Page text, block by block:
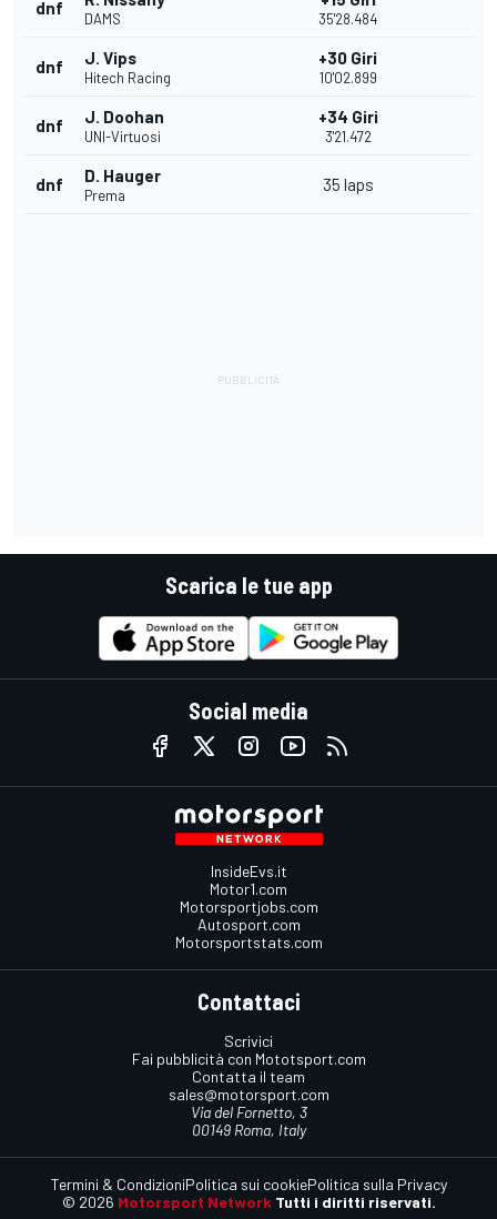
dnf
DAMS 35'28.484
dnf J. Vips
Hitech Racing
+30 Giri
10'02.899
dnf J. Doohan
UNI-Virtuosi
+34 Giri
3'21.472
dnf D. Hauger
Prema
35 laps
Scarica le tue app
Social media
InsideEvs.it
Motor1.com
Motorsportjobs.com
Autosport.com
Motorsportstats.com
Contattaci
Scrivici
Fai pubblicità con Mototsport.com
Contatta il team
sales@motorsport.com
Via del Fornetto, 3
00149 Roma, Italy
© 2026 Motorsport Network Tutti i diritti riservati.
Termini & CondizioniPolitica sui cookiePolitica sulla Privacy